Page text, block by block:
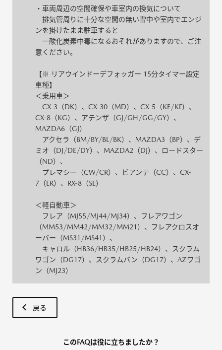
・車両周辺の空間確保や車室内の換気について
排気管周りに十分な空間の無い雪中や室内でエンジ
ンを掛けたまま駐車すると
一酸化炭素中毒になるおそれがありますので、ご注
意ください。
【※ リアウインドーデフォッガー 15分タイマー設定
車種】
＜乗用車＞
CX-3（DK）、CX-30（MD）、CX-5（KE/KF）、
CX-8（KG）、アテンザ（GJ/GH/GG/GY）、
MAZDA6（GJ）
アクセラ（BM/BY/BL/BK）、MAZDA3（BP）、デ
ミオ（DJ/DE/DY）、MAZDA2（DJ）、ロードスター
（ND）、
プレマシー（CW/CR）、ビアンテ（CC）、CX-
7（ER）、RX-8（SE)
＜軽自動車＞
フレア（MJ55/MJ44/MJ34）、フレアワゴン
（MM53/MM42/MM32/MM21）、フレアクロスオ
ーバー（MS31/MS41）、
キャロル（HB36/HB35/HB25/HB24）、スクラム
ワゴン（DG17）、スクラムバン（DG17）、AZワゴ
ン（MJ23）
戻る
このFAQは役に立ちましたか？